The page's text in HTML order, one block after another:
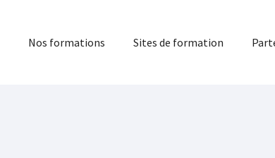
Nos formations Sites de formation